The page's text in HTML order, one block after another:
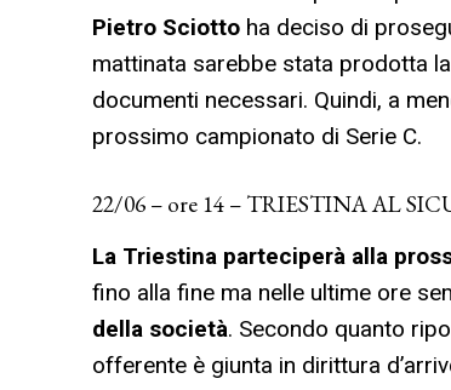
Pietro Sciotto ha deciso di
mattinata sarebbe stata prodotta
documenti necessari. Quindi, a
prossimo campionato di Serie C.
22/06 – ore 14 – TRIESTINA AL
La Triestina parteciperà alla
fino alla fine ma nelle ultime ore
della società. Secondo quanto
offerente è giunta in dirittura